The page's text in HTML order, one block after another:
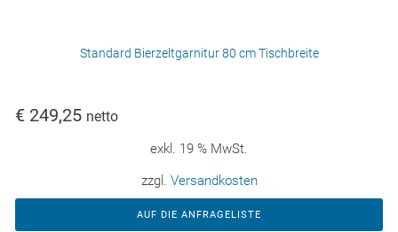
Standard Bierzeltgarnitur 80 cm Tischbreite
€ 249,25 netto
exkl. 19 % MwSt.
zzgl. Versandkosten
AUF DIE ANFRAGELISTE